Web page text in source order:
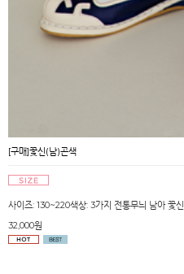
[구매]꽃신(남)곤색
사이즈: 130~220색상: 3가지 전통무늬 남아 꽃신
32,000원